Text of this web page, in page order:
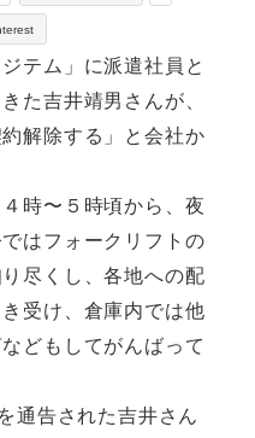
テム」に派遣社員と
た吉井靖男さんが、
解除する」と会社か
時〜５時頃から、夜
はフォークリフトの
尽くし、各地への配
受け、倉庫内では他
どもしてがんばって
通告された吉井さん